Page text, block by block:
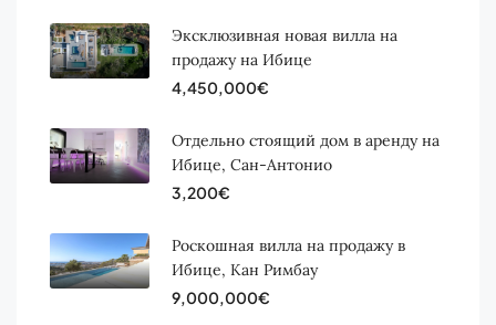
Эксклюзивная новая вилла на
продажу на Ибице
4,450,000€
Отдельно стоящий дом в аренду на
Ибице, Сан-Антонио
3,200€
Роскошная вилла на продажу в
Ибице, Кан Римбау
9,000,000€